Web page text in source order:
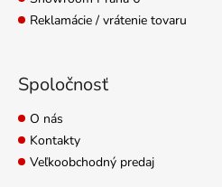
Reklamácie / vrátenie tovaru
Spoločnosť
O nás
Kontakty
Veľkoobchodný predaj